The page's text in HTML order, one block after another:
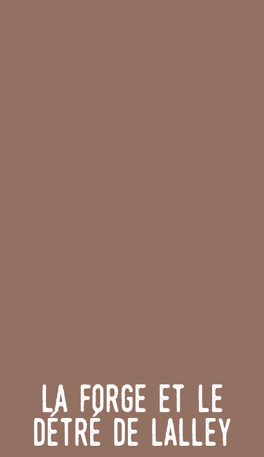
La forge et le
détré de Lalley